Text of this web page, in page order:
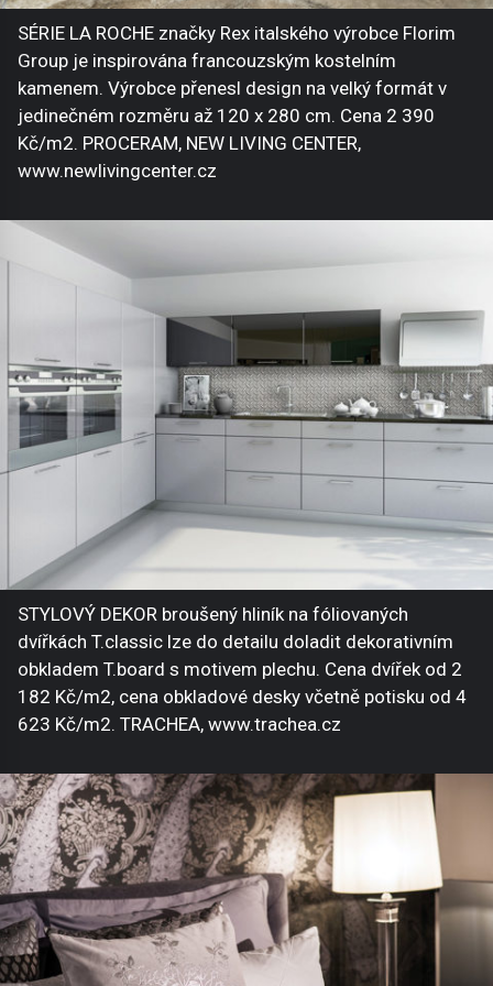
SÉRIE LA ROCHE značky Rex italského výrobce Florim
Group je inspirována francouzským kostelním
kamenem. Výrobce přenesl design na velký formát v
jedinečném rozměru až 120 x 280 cm. Cena 2 390
Kč/m2. PROCERAM, NEW LIVING CENTER,
www.newlivingcenter.cz
STYLOVÝ DEKOR broušený hliník na fóliovaných
dvířkách T.classic lze do detailu doladit dekorativním
obkladem T.board s motivem plechu. Cena dvířek od 2
182 Kč/m2, cena obkladové desky včetně potisku od 4
623 Kč/m2. TRACHEA, www.trachea.cz